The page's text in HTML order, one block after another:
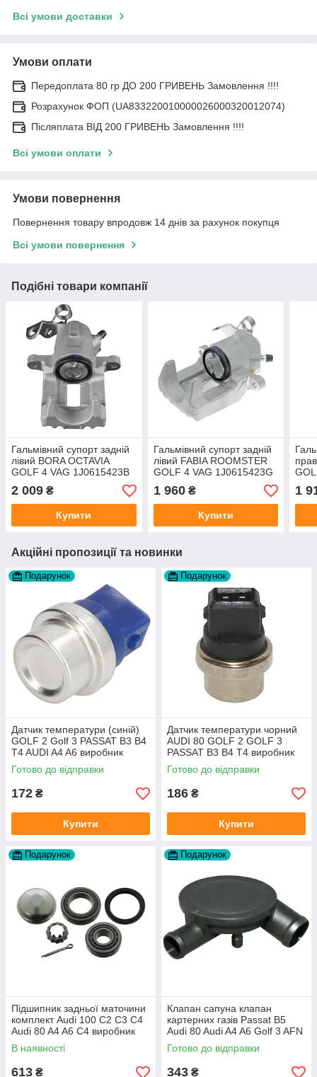
Всі умови доставки
Умови оплати
Передоплата 80 гр ДО 200 ГРИВЕНЬ Замовлення !!!!
Розрахунок ФОП (UA833220010000026000320012074)
Післяплата ВІД 200 ГРИВЕНЬ Замовлення !!!!
Всі умови оплати
Умови повернення
Повернення товару впродовж 14 днів за рахунок покупця
Всі умови повернення
Подібні товари компанії
Гальмівний супорт задній
лівий BORA OCTAVIA
GOLF 4 VAG 1J0615423B
виробник A.B.S.
2 009 ₴
Купити
Гальмівний супорт задній
лівий FABIA ROOMSTER
GOLF 4 VAG 1J0615423G
виробник A.B.S.
1 960₴
Купити
1
Акційні пропозиції та новинки
Подарунок
Датчик температури (синій)
GOLF 2 Golf 3 PASSAT B3 B4
T4 AUDI A4 A6 виробник
Topran Німеччина
Готово до відправки
172 ₴
Купити
Подарунок
Датчик температури чорний
AUDI 80 GOLF 2 GOLF 3
PASSAT B3 B4 T4 виробник
TOPRAN Німеччина
Готово до відправки
186 ₴
Купити
Подарунок
Підшипник задньої маточини
комплект Audi 100 C2 C3 C4
Audi 80 A4 A6 C4 виробник
FAG
В наявності
613 ₴
Подарунок
Клапан сапуна клапан
картерних газів Passat B5
Audi 80 Audi A4 A6 Golf 3 AFN
1Y AAZ 1Z AFF AEY AAZ AHB
AHU
Готово до відправки
343 ₴